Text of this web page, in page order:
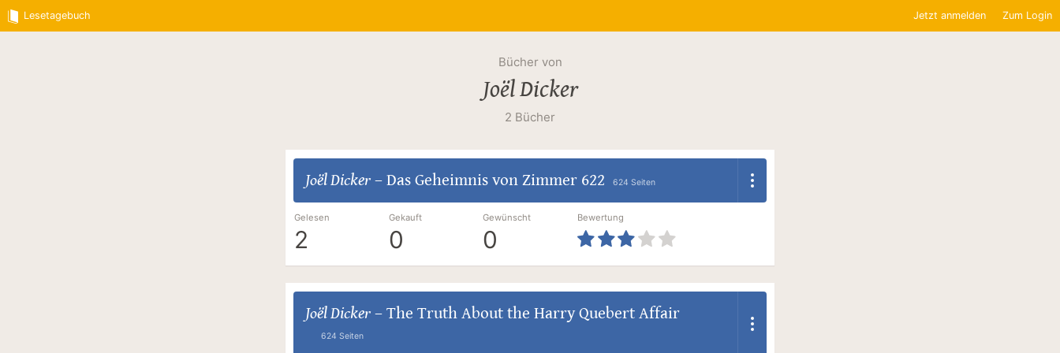
Lesetagebuch Jetzt anmelden Zum Login
Bücher von
Joël Dicker
2 Bücher
Joël Dicker– Das Geheimnis von Zimmer 622 624 Seiten
Gelesen
2
Gekauft
0
Gewünscht
0
Bewertung
Joël Dicker– The Truth About the Harry Quebert Affair
624 Seiten